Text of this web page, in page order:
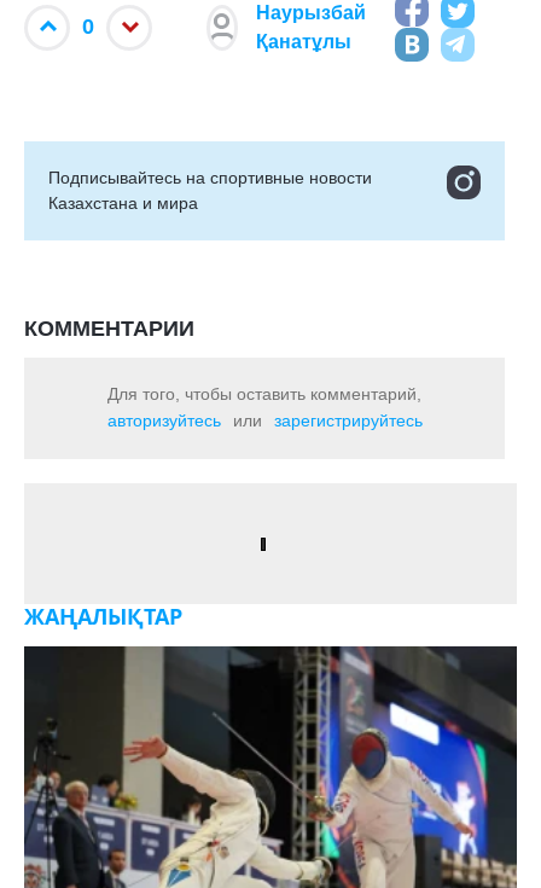
0
Наурызбай
Қанатұлы
Подписывайтесь на cпортивные новости
Казахстана и мира
КОММЕНТАРИИ
Для того, чтобы оставить комментарий,
авторизуйтесь
или зарегистрируйтесь
ЖАҢАЛЫҚТАР